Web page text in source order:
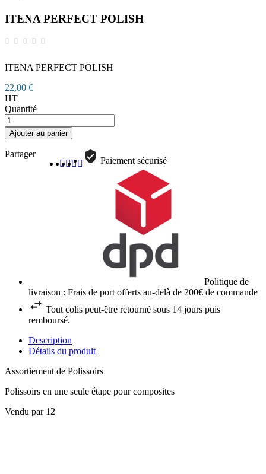
ITENA PERFECT POLISH
ITENA PERFECT POLISH
22,00 €
HT
Quantité
Ajouter au panier
Partager
Paiement sécurisé
Politique de
livraison : Frais de port offerts au-delà de 200€ de commande
Tout colis peut-être retourné sous 14 jours puis
remboursé.
Description
Détails du produit
Assortiement de Polissoirs
Polissoirs en une seule étape pour composites
Vendu par 12